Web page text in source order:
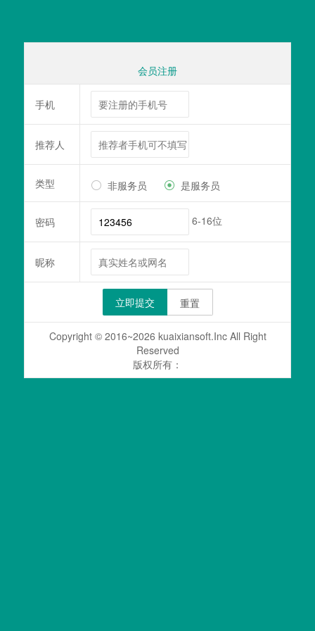
会员注册
手机
推荐人
类型  非服务员  是服务员
密码 6-16位
昵称
立即提交 重置
Copyright © 2016~2026 kuaixiansoft.Inc All Right
Reserved
版权所有：